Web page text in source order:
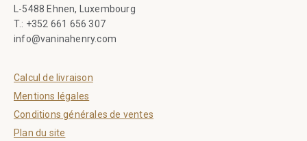
L-5488 Ehnen, Luxembourg
T.: +352 661 656 307
info@vaninahenry.com
Calcul de livraison
Mentions légales
Conditions générales de ventes
Plan du site